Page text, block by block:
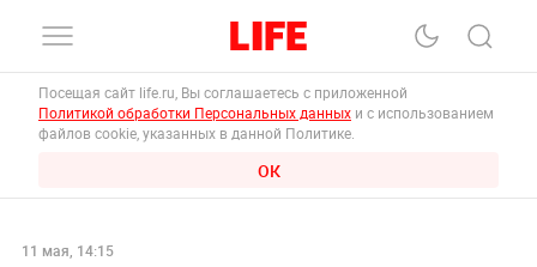
Посещая сайт life.ru, Вы соглашаетесь с приложенной
Политикой обработки Персональных данных и с использованием
файлов cookie, указанных в данной Политике.
ОК
11 мая, 14:15